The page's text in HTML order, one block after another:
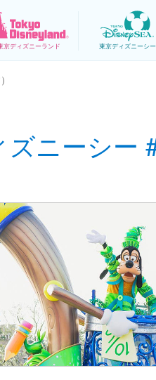
京ディズニーランド 東京ディズニーシー
ズニーシー